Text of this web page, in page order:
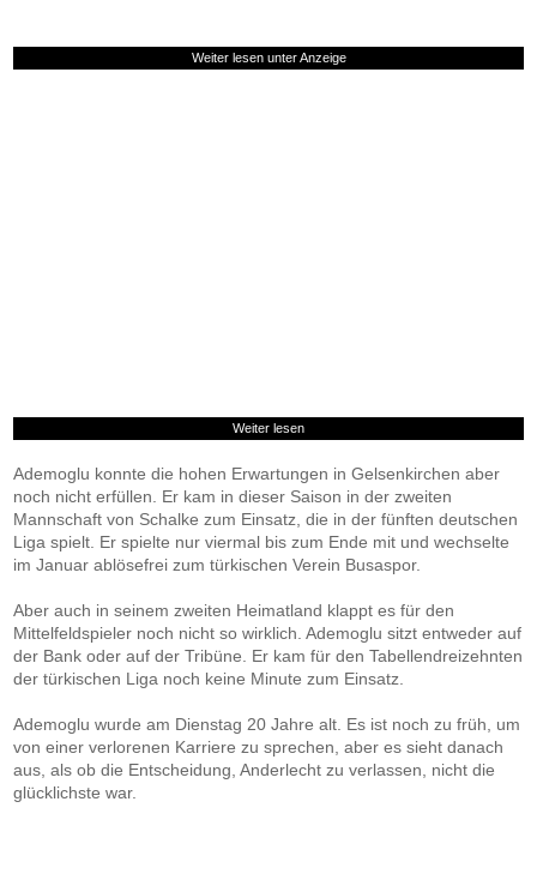
Weiter lesen unter Anzeige
Weiter lesen
Ademoglu konnte die hohen Erwartungen in Gelsenkirchen aber
noch nicht erfüllen. Er kam in dieser Saison in der zweiten
Mannschaft von Schalke zum Einsatz, die in der fünften deutschen
Liga spielt. Er spielte nur viermal bis zum Ende mit und wechselte
im Januar ablösefrei zum türkischen Verein Busaspor.
Aber auch in seinem zweiten Heimatland klappt es für den
Mittelfeldspieler noch nicht so wirklich. Ademoglu sitzt entweder auf
der Bank oder auf der Tribüne. Er kam für den Tabellendreizehnten
der türkischen Liga noch keine Minute zum Einsatz.
Ademoglu wurde am Dienstag 20 Jahre alt. Es ist noch zu früh, um
von einer verlorenen Karriere zu sprechen, aber es sieht danach
aus, als ob die Entscheidung, Anderlecht zu verlassen, nicht die
glücklichste war.